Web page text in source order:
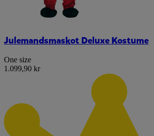
Julemandsmaskot Deluxe Kostume
One size
1.099,90 kr